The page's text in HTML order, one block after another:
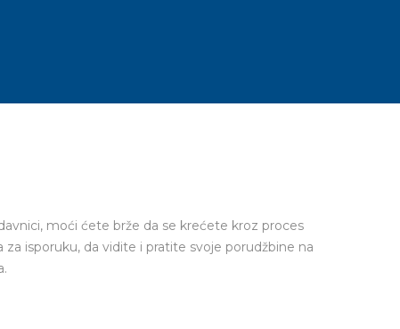
moći ćete brže da se krećete kroz proces
za isporuku, da vidite i pratite svoje porudžbine na